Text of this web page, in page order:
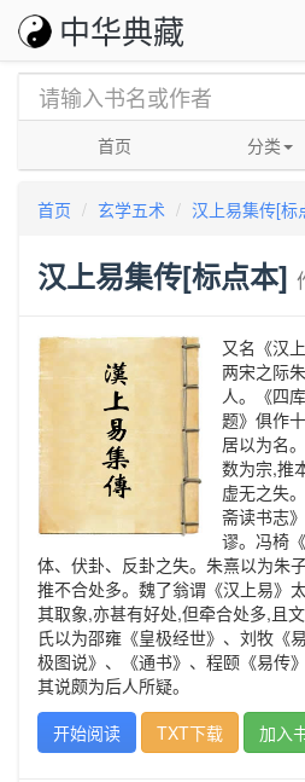
中华典藏
首页 分类
首页 玄学五术 汉上易集传[标
汉上易集传[标点本]
又名《汉
两宋之际
人。《四
题》俱作
居以为名
数为宗,推
虚无之失
斋读书志
谬。冯椅
体、伏卦、反卦之失。朱熹以为朱
推不合处多。魏了翁谓《汉上易》
其取象,亦甚有好处,但牵合处多,且
氏以为邵雍《皇极经世》、刘牧《
极图说》、《通书》、程颐《易传
其说颇为后人所疑。
开始阅读
TXT下载 加入